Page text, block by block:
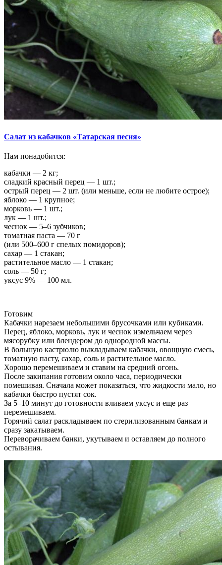
Салат из кабачков «Татарская песня»
Нам понадобится:
кабачки — 2 кг;
сладкий красный перец — 1 шт.;
острый перец — 2 шт. (или меньше, если не любите острое);
яблоко — 1 крупное;
морковь — 1 шт.;
лук — 1 шт.;
чеснок — 5–6 зубчиков;
томатная паста — 70 г
(или 500–600 г спелых помидоров);
сахар — 1 стакан;
растительное масло — 1 стакан;
соль — 50 г;
уксус 9% — 100 мл.
Готовим
Кабачки нарезаем небольшими брусочками или кубиками.
Перец, яблоко, морковь, лук и чеснок измельчаем через
мясорубку или блендером до однородной массы.
В большую кастрюлю выкладываем кабачки, овощную смесь,
томатную пасту, сахар, соль и растительное масло.
Хорошо перемешиваем и ставим на средний огонь.
После закипания готовим около часа, периодически
помешивая. Сначала может показаться, что жидкости мало, но
кабачки быстро пустят сок.
За 5–10 минут до готовности вливаем уксус и еще раз
перемешиваем.
Горячий салат раскладываем по стерилизованным банкам и
сразу закатываем.
Переворачиваем банки, укутываем и оставляем до полного
остывания.